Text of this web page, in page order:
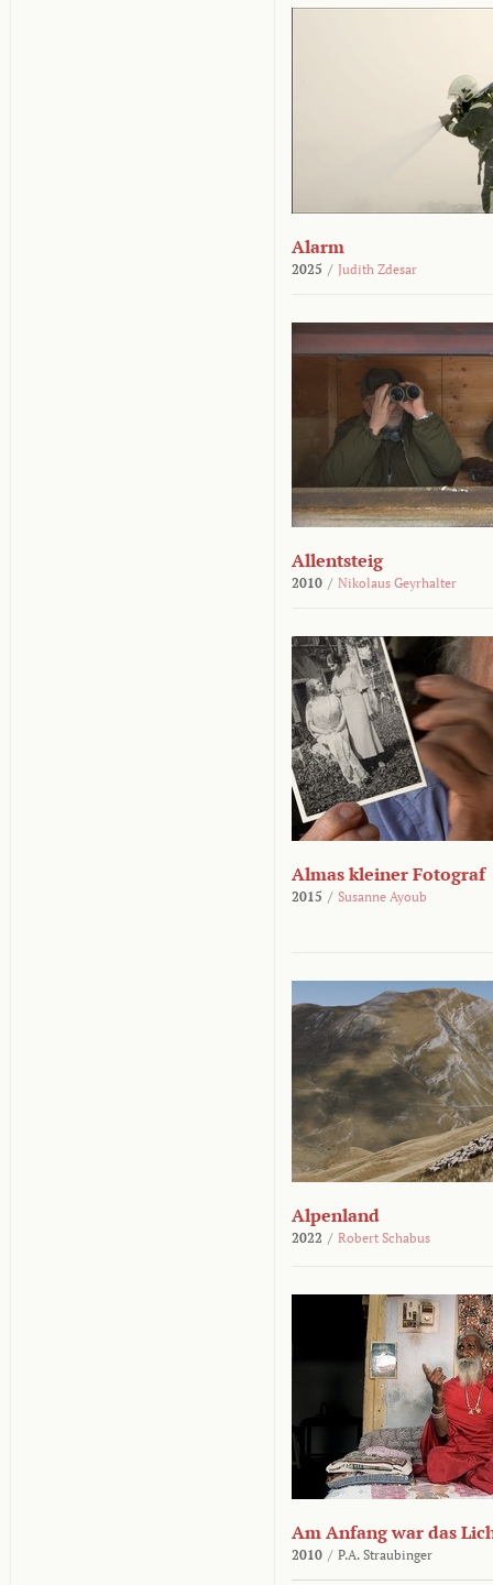
Alarm
2025 / Judith Zdesar
Allentsteig
2010 / Nikolaus Geyrhalter
Almas kleiner Fotograf
2015 / Susanne Ayoub
Alpenland
2022 / Robert Schabus
Am Anfang war das
2010 / P.A. Straubinger